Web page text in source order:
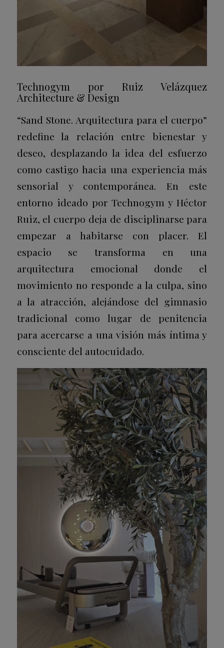
Technogym por Ruiz Velázquez
Architecture & Design
“Sand Stone. Arquitectura para el cuerpo”
redefine la relación entre bienestar y
deseo, desplazando la idea del esfuerzo
como castigo hacia una experiencia más
sensorial y contemporánea. En este
entorno ideado por Technogym y Héctor
Ruiz, el cuerpo deja de disciplinarse para
empezar a habitarse con placer. El
espacio se transforma en una
arquitectura emocional donde el
movimiento no responde a la culpa, sino
a la atracción, alejándose del gimnasio
tradicional como lugar de penitencia
para acercarse a una visión más íntima y
consciente del autocuidado.